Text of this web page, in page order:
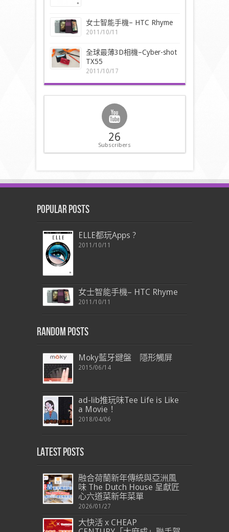
女士智能手機– HTC Rhyme
2011/10/11
全球最薄3D相機–Cyber-shot
TX55
2011/10/17
26
Subscribers
Popular Posts
ELLE都玩Apps ?
2011/10/11
女士智能手機– HTC Rhyme
2011/10/11
Random Posts
Moky藍牙鍵盤 隱形觸屏
2015/06/14
ad-lib推玩味Tee Life is Like
a Movie！
2018/04/06
Latest Posts
融合荷蘭新年傳統與亞洲風
味 The Dutch House 呈獻匠
心六道菜新年菜單
2026/01/27
大快活 x CHEAP